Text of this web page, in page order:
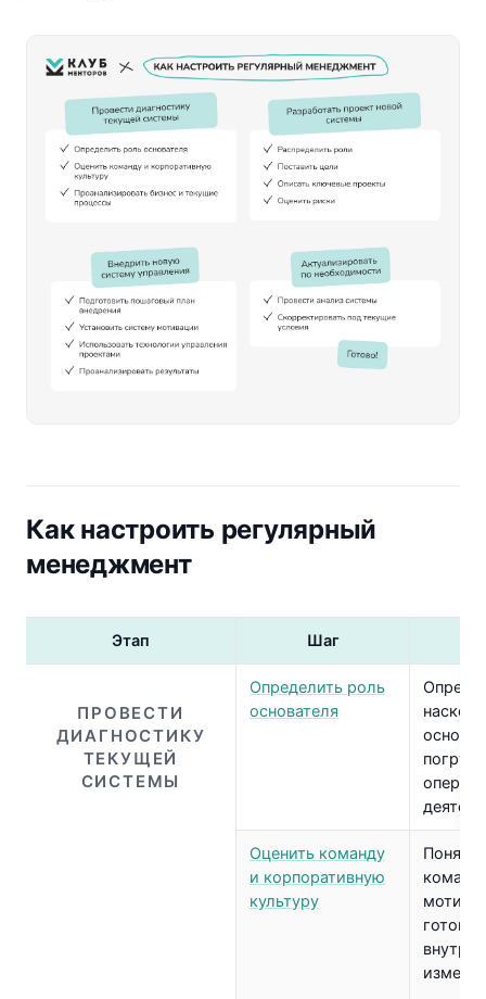
Как настроить регулярный
менеджмент
Этап Шаг
ПРОВЕСТИ
ДИАГНОСТИКУ
ТЕКУЩЕЙ
СИСТЕМЫ
Определить роль
основателя
Оценить команду
и корпоративную
культуру
готова